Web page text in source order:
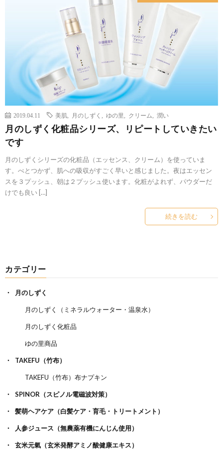
2019.04.11 美肌 月のしずく ゆの里 クリーム 潤い
月のしずく化粧品シリーズ、リピートしていきたい
です
月のしずくシリーズの化粧品（エッセンス、クリーム）を使っていま
す。べとつかず、肌への吸収がすごく早いと感じました。夜はエッセン
スを３プッシュ、朝は２プッシュ使います。化粧がよれず、パウダーだ
けでも良い […]
続きを読む
カテゴリー
月のしずく
月のしずく（ミネラルウォーター・温泉水）
月のしずく化粧品
ゆの里商品
TAKEFU（竹布）
TAKEFU（竹布）布ナプキン
SPINOR（スピノル電磁波対策）
髪萌ヘアケア（白髪ケア・育毛・トリートメント）
人参ジュース（無農薬有機にんじん使用）
玄米元氣（玄米発酵アミノ酸健康エキス）